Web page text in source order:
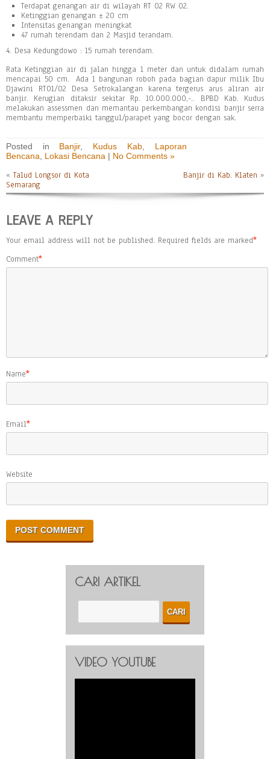
Terdapat genangan air di wilayah RT 02 RW 02.
Ketinggian genangan ± 20 cm
Intensitas genangan meningkat
47 rumah terendam dan 2 Masjid terandam.
4. Desa Kedungdowo : 15 rumah terendam.
Rata Ketinggian air di jalan hingga 1 meter dan untuk didalam rumah
mencapai 50 cm. Ada 1 bangunan roboh pada bagian dapur milik Ibu
Djawini RT01/02 Desa Setrokalangan karena tergerus arus aliran air
banjir. Kerugian ditaksir sekitar Rp. 10.000.000,-.. BPBD Kab. Kudus
melakukan assessmen dan memantau perkembangan kondisi banjir serra
membantu memperbaiki tanggul/parapet yang bocor dengan sak.
Posted in Banjir, Kudus Kab, Laporan
Bencana
Lokasi Bencana | No Comments »
«Talud Longsor di Kota
Semarang
Banjir di Kab. Klaten »
LEAVE A REPLY
Your email address will not be published. Required fields are marked*
Comment*
Name*
Email*
Website
CARI ARTIKEL
VIDEO YOUTUBE